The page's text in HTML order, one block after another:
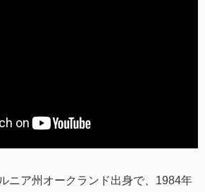
ニア州オークランド出身で、1984年